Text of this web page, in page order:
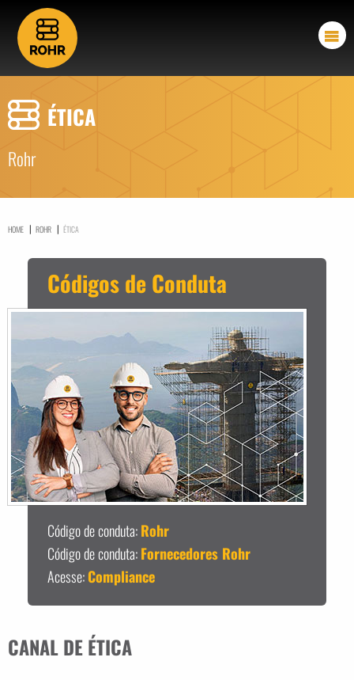
ÉTICA
Rohr
HOME | ROHR | ÉTICA
Códigos de Conduta
Código de conduta:Rohr
Código de conduta:Fornecedores Rohr
Acesse:Compliance
CANAL DE ÉTICA